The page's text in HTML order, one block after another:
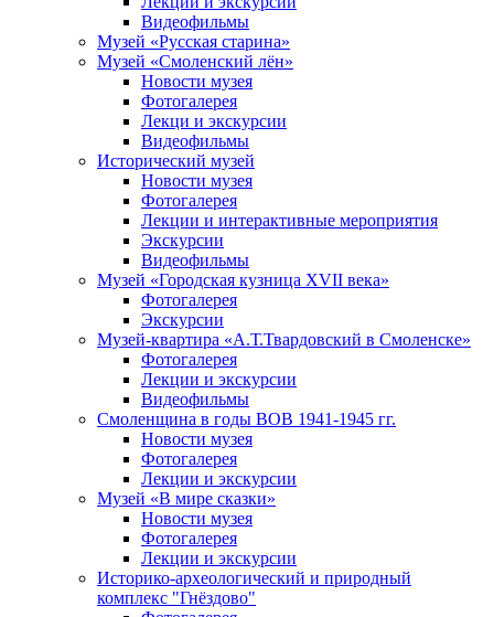
Видеофильмы
Музей «Русская старина»
Музей «Смоленский лён»
Новости музея
Фотогалерея
Лекци и экскурсии
Видеофильмы
Исторический музей
Новости музея
Фотогалерея
Лекции и интерактивные мероприятия
Экскурсии
Видеофильмы
Музей «Городская кузница XVII века»
Фотогалерея
Экскурсии
Музей-квартира «А.Т.Твардовский в Смоленске»
Фотогалерея
Лекции и экскурсии
Видеофильмы
Смоленщина в годы ВОВ 1941-1945 гг.
Новости музея
Фотогалерея
Лекции и экскурсии
Музей «В мире сказки»
Новости музея
Фотогалерея
Лекции и экскурсии
Историко-археологический и природный
комплекс "Гнёздово"